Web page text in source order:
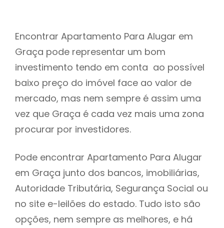
Encontrar Apartamento Para Alugar em
Graça pode representar um bom
investimento tendo em conta ao possível
baixo preço do imóvel face ao valor de
mercado, mas nem sempre é assim uma
vez que Graça é cada vez mais uma zona
procurar por investidores.
Pode encontrar Apartamento Para Alugar
em Graça junto dos bancos, imobiliárias,
Autoridade Tributária, Segurança Social ou
no site e-leilões do estado. Tudo isto são
opções, nem sempre as melhores, e há